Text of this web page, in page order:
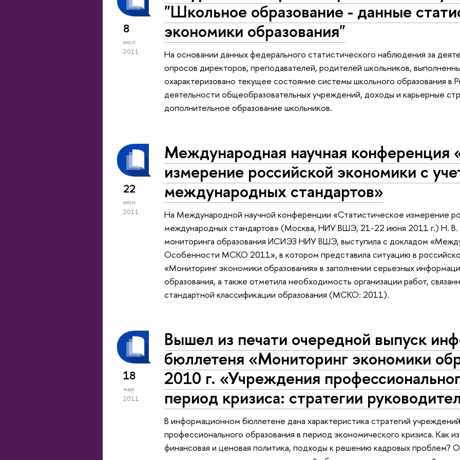
8
июл
2011
"Школьное образование - данные
экономики образования"
На основании данных федерального статистического наблюдения за
опросов директоров, преподавателей, родителей школьников,
охарактеризовано текущее состояние системы школьного образования в
деятельности общеобразовательных учреждений, доходы и карьерные
дополнительное образование школьников.
22
июн
2011
Международная научная конференция
измерение российской экономики с
международных стандартов»
На Международной научной конференции «Статистическое измерение
международных стандартов» (Москва, НИУ ВШЭ, 21-22 июня 2011 г.) Н. В.
мониторинга образования ИСИЭЗ НИУ ВШЭ, выступила с докладом
Особенности МСКО 2011», в котором представила ситуацию в
«Мониторинг экономики образования» в заполнении серьезных
образования, а также отметила необходимость организации работ,
стандартной классификации образования (МСКО: 2011).
18
мая
2011
Вышел из печати очередной выпуск
бюллетеня «Мониторинг экономики
2010 г. «Учреждения
период кризиса: стратегии
В информационном бюллетене дана характеристика стратегий
профессионального образования в период экономического кризиса. Как
финансовая и ценовая политика, подходы к решению кадровых проблем?